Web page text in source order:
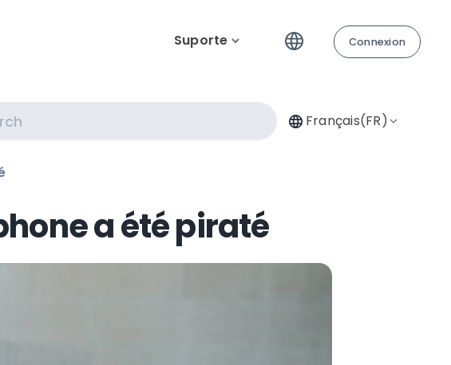
Suporte Connexion
Français(FR)
a été piraté